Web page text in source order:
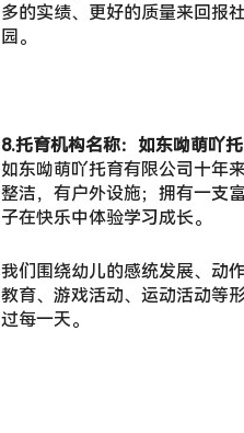
多的实绩、更好的质量来回报
园。
8.托育机构名称：如东呦萌吖
如东呦萌吖托育有限公司十年
整洁，有户外设施；拥有一支
子在快乐中体验学习成长。
我们围绕幼儿的感统发展、动
教育、游戏活动、运动活动等
过每一天。